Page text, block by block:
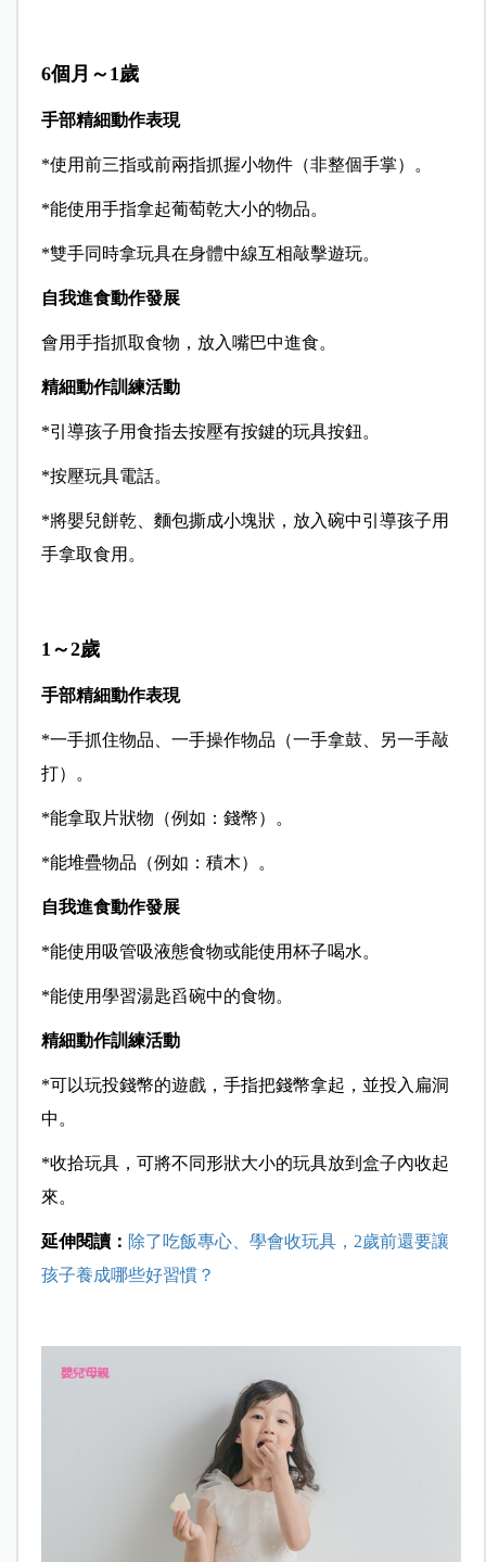
6個月～1歲
手部精細動作表現
*使用前三指或前兩指抓握小物件（非整個手掌）。
*能使用手指拿起葡萄乾大小的物品。
*雙手同時拿玩具在身體中線互相敲擊遊玩。
自我進食動作發展
會用手指抓取食物，放入嘴巴中進食。
精細動作訓練活動
*引導孩子用食指去按壓有按鍵的玩具按鈕。
*按壓玩具電話。
*將嬰兒餅乾、麵包撕成小塊狀，放入碗中引導孩子用
手拿取食用。
1～2歲
手部精細動作表現
*一手抓住物品、一手操作物品（一手拿鼓、另一手敲
打）。
*能拿取片狀物（例如：錢幣）。
*能堆疊物品（例如：積木）。
自我進食動作發展
*能使用吸管吸液態食物或能使用杯子喝水。
*能使用學習湯匙舀碗中的食物。
精細動作訓練活動
*可以玩投錢幣的遊戲，手指把錢幣拿起，並投入扁洞
中。
*收拾玩具，可將不同形狀大小的玩具放到盒子內收起
來。
延伸閱讀： 除了吃飯專心、學會收玩具，2歲前還要讓
孩子養成哪些好習慣？